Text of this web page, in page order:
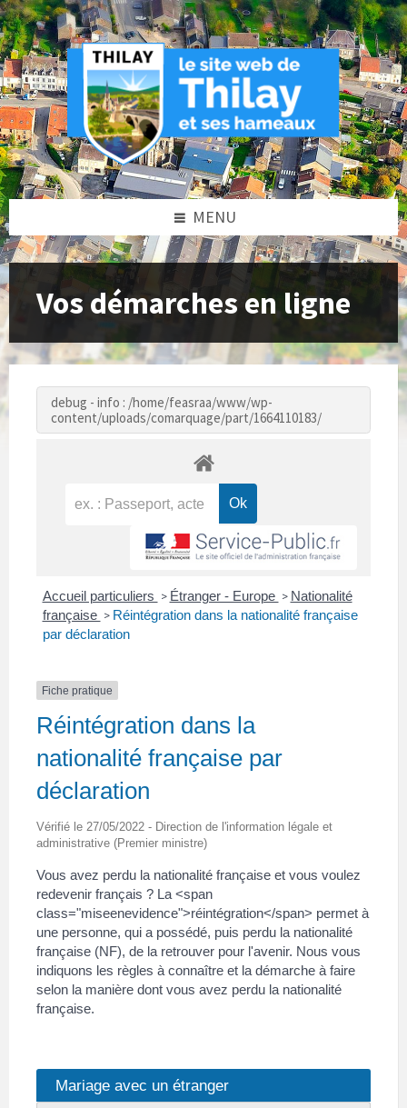
Skip
to
content
Skip
to
left
sidebar
Skip
to
footer
MENU
Vos démarches en ligne
debug - info : /home/feasraa/www/wp-
content/uploads/comarquage/part/1664110183/
Accueil particuliers > Étranger - Europe > Nationalité
française > Réintégration dans la nationalité française
par déclaration
Fiche pratique
Réintégration dans la
nationalité française par
déclaration
Vérifié le 27/05/2022 - Direction de l'information légale et
administrative (Premier ministre)
Vous avez perdu la nationalité française et vous voulez
redevenir français ? La <span
class="miseenevidence">réintégration</span> permet à
une personne, qui a possédé, puis perdu la nationalité
française (NF), de la retrouver pour l'avenir. Nous vous
indiquons les règles à connaître et la démarche à faire
selon la manière dont vous avez perdu la nationalité
française.
Mariage avec un étranger